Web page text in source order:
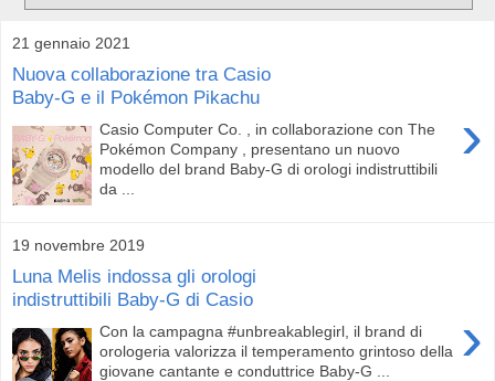
21 gennaio 2021
Nuova collaborazione tra Casio
Baby-G e il Pokémon Pikachu
›
Casio Computer Co. , in collaborazione con The
Pokémon Company , presentano un nuovo
modello del brand Baby-G di orologi indistruttibili
da ...
19 novembre 2019
Luna Melis indossa gli orologi
indistruttibili Baby-G di Casio
›
Con la campagna #unbreakablegirl, il brand di
orologeria valorizza il temperamento grintoso della
giovane cantante e conduttrice Baby-G ...